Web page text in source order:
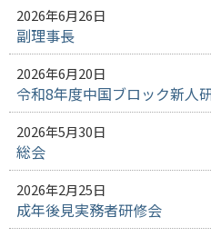
2026年6月26日
副理事長
2026年6月20日
令和8年度中国ブロック新人
2026年5月30日
総会
2026年2月25日
成年後見実務者研修会